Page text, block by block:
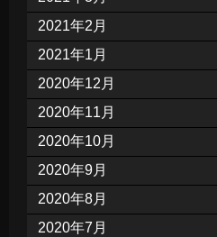
2021年2月
2021年1月
2020年12月
2020年11月
2020年10月
2020年9月
2020年8月
2020年7月